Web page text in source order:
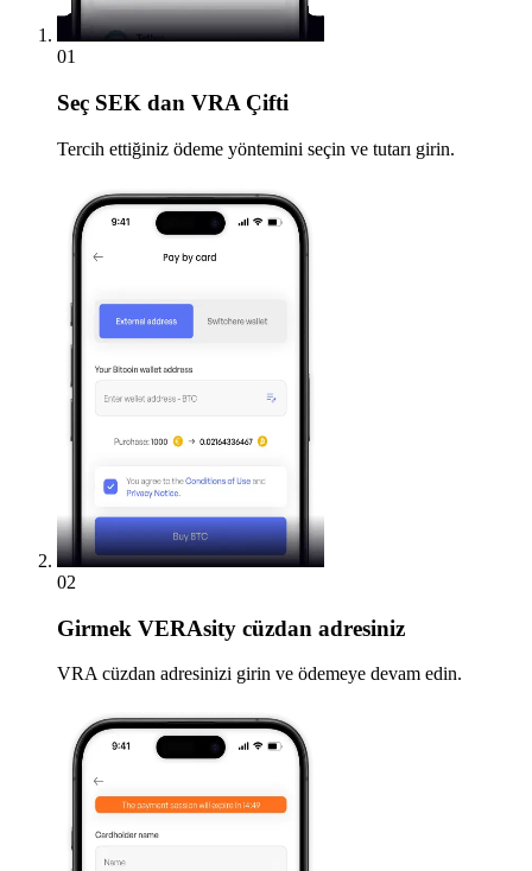
01
Seç SEK dan VRA Çifti
Tercih ettiğiniz ödeme yöntemini seçin ve tutarı girin.
02
Girmek VERAsity cüzdan adresiniz
VRA cüzdan adresinizi girin ve ödemeye devam edin.